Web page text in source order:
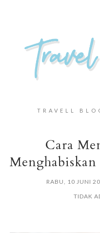
TRAVELL
Cara
RABU, 10 JUNI
TIDAK